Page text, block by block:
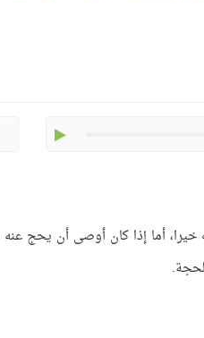
أما إذا كان أوصى أن يحج